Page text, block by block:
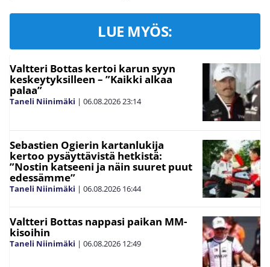
LUE MYÖS:
Valtteri Bottas kertoi karun syyn
keskeytyksilleen – ”Kaikki alkaa
palaa”
Taneli Niinimäki | 06.08.202623:14
Sebastien Ogierin kartanlukija
kertoo pysäyttävistä hetkistä:
”Nostin katseeni ja näin suuret puut
edessämme”
Taneli Niinimäki | 06.08.2026 16:44
Valtteri Bottas nappasi paikan MM-
kisoihin
Taneli Niinimäki | 06.08.2026 12:49